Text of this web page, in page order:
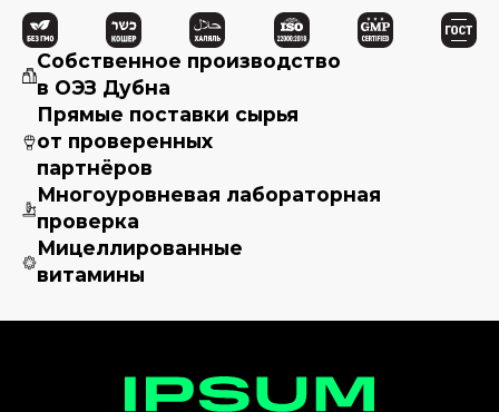
Собственное производство
в ОЭЗ Дубна
Прямые поставки сырья
от проверенных
партнёров
Многоуровневая лабораторная
проверка
Мицеллированные
витамины